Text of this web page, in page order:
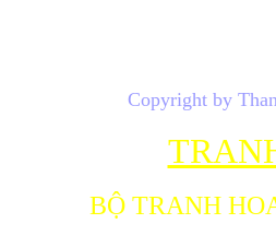
Copyright by
BỘ TRANH